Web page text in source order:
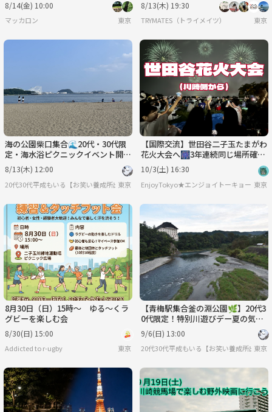
8/14(金) 10:00
マッカロン 東京
8/13(木) 19:30
TRYMATES（トライメイツ） 東京
海の公園柴口集合🌊20代・30代限
定・海水浴ピクニックイベント開催
✨
8/13(木) 12:00
20代30代平成もいる【お笑い養成所出身】参加しやすさ重視&しゃべりたい😊⭐️行き
東京
【国際交流】世田谷二子玉たまがわ
花火大会へ🎆3年連続同じ場所確
保！途中参加可能
10/3(土) 16:30
EnjoyTokyo★エンジョイトーキョー 〜
東京
8月30日（日）15時～ ゆる～くラ
グビーを楽しむ会
8/30(日) 15:00
Addicted to r-ugby 東京
【青梅駅集合釜の淵公園🌿】20代3
0代限定！特別川遊びデー夏の気分
を満喫しよう
9/6(日) 13:00
20代30代平成もいる【お笑い養成所出身
東京